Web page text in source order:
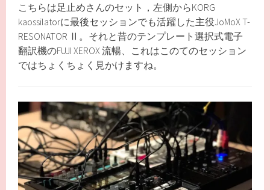
こちらは足止めさんのセット，左側からKORG
kaossilatorに最後セッションでも活躍した主役JoMoX T-
RESONATOR Ⅱ。それと昔のテンプレート選択式電子
翻訳機のFUJI XEROX 流暢、これはこのてのセッション
ではちょくちょく見かけますね。